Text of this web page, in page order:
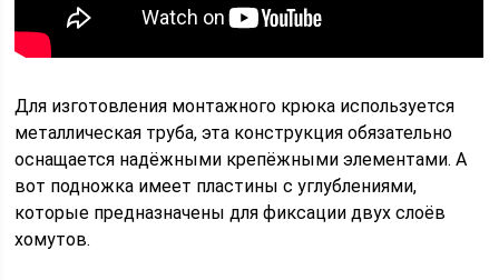
Для изготовления монтажного крюка используется
металлическая труба, эта конструкция обязательно
оснащается надёжными крепёжными элементами. А
вот подножка имеет пластины с углублениями,
которые предназначены для фиксации двух слоёв
хомутов.